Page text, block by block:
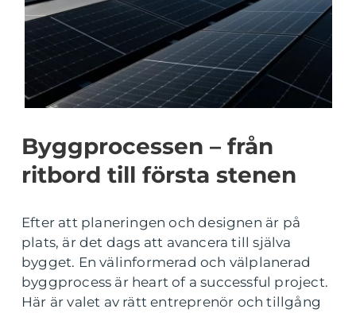
Byggprocessen – från
ritbord till första stenen
Efter att planeringen och designen är på
plats, är det dags att avancera till själva
bygget. En välinformerad och välplanerad
byggprocess är heart of a successful project.
Här är valet av rätt entreprenör och tillgång